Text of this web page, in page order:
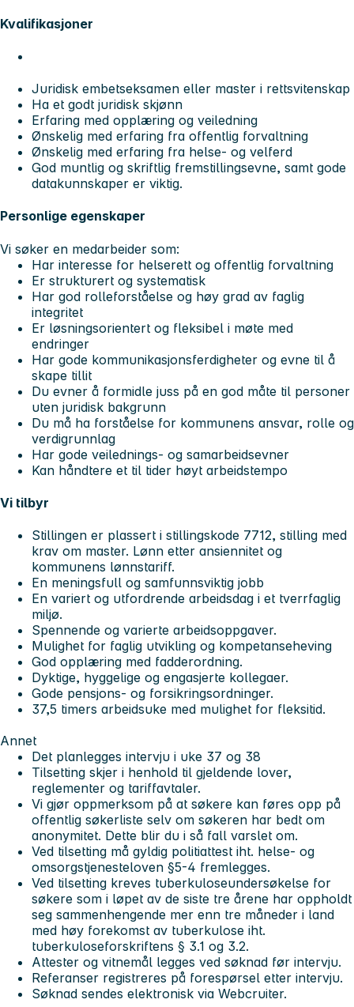
Kvalifikasjoner
Juridisk embetseksamen eller master i rettsvitenskap
Ha et godt juridisk skjønn
Erfaring med opplæring og veiledning
Ønskelig med erfaring fra offentlig forvaltning
Ønskelig med erfaring fra helse- og velferd
God muntlig og skriftlig fremstillingsevne, samt gode
datakunnskaper er viktig.
Personlige egenskaper
Vi søker en medarbeider som:
Har interesse for helserett og offentlig forvaltning
Er strukturert og systematisk
Har god rolleforståelse og høy grad av faglig
integritet
Er løsningsorientert og fleksibel i møte med
endringer
Har gode kommunikasjonsferdigheter og evne til å
skape tillit
Du evner å formidle juss på en god måte til personer
uten juridisk bakgrunn
Du må ha forståelse for kommunens ansvar, rolle og
verdigrunnlag
Har gode veilednings- og samarbeidsevner
Kan håndtere et til tider høyt arbeidstempo
Vi tilbyr
Stillingen er plassert i stillingskode 7712, stilling med
krav om master. Lønn etter ansiennitet og
kommunens lønnstariff.
En meningsfull og samfunnsviktig jobb
En variert og utfordrende arbeidsdag i et tverrfaglig
miljø.
Spennende og varierte arbeidsoppgaver.
Mulighet for faglig utvikling og kompetanseheving
God opplæring med fadderordning.
Dyktige, hyggelige og engasjerte kollegaer.
Gode pensjons- og forsikringsordninger.
37,5 timers arbeidsuke med mulighet for fleksitid.
Annet
Det planlegges intervju i uke 37 og 38
Tilsetting skjer i henhold til gjeldende lover,
reglementer og tariffavtaler.
Vi gjør oppmerksom på at søkere kan føres opp på
offentlig søkerliste selv om søkeren har bedt om
anonymitet. Dette blir du i så fall varslet om.
Ved tilsetting må gyldig politiattest iht. helse- og
omsorgstjenesteloven §5-4 fremlegges.
Ved tilsetting kreves tuberkuloseundersøkelse for
søkere som i løpet av de siste tre årene har oppholdt
seg sammenhengende mer enn tre måneder i land
med høy forekomst av tuberkulose iht.
tuberkuloseforskriftens § 3.1 og 3.2.
Attester og vitnemål legges ved søknad før intervju.
Referanser registreres på forespørsel etter intervju.
Søknad sendes elektronisk via Webcruiter.